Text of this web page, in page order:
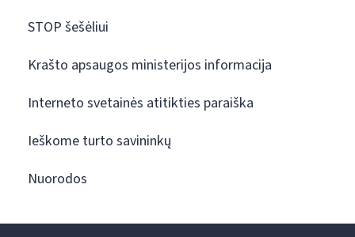
STOP šešėliui
Krašto apsaugos ministerijos informacija
Interneto svetainės atitikties paraiška
Ieškome turto savininkų
Nuorodos